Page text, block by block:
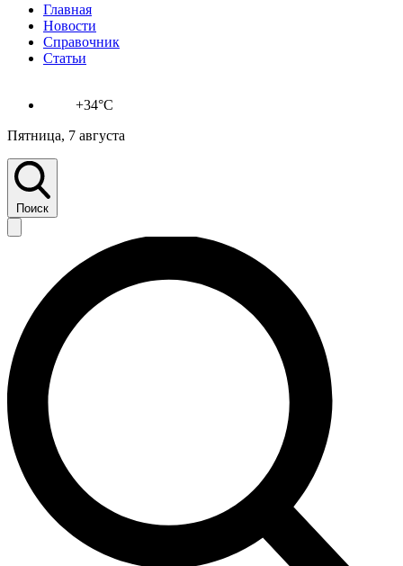
Главная
Новости
Справочник
Статьи
+34°C
Пятница, 7 августа
Поиск